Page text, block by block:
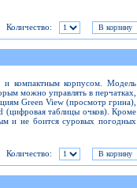
Количество:
и компактным корпусом. Модель
можно управлять в перчатках,
Green View (просмотр грина),
(цифровая таблицы очков). Кроме
и не боится суровых погодных
Количество: